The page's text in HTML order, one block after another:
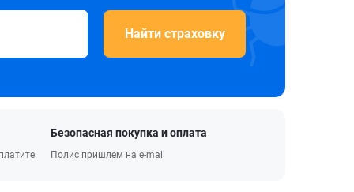
Найти страховку
Безопасная покупка и оплата
Полис пришлем на e-mail